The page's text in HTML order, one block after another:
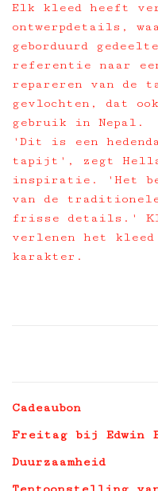
Elk kleed heeft
ontwerpdetails,
geborduurd
referentie naar
repareren van de
gevlochten, dat
gebruik in Nepal.
'Dit is een
tapijt', zegt Hella
inspiratie. 'Het
van de
frisse details.'
verlenen het
karakter.
Cadeaubon
Freitag bij Edwin
Duurzaamheid